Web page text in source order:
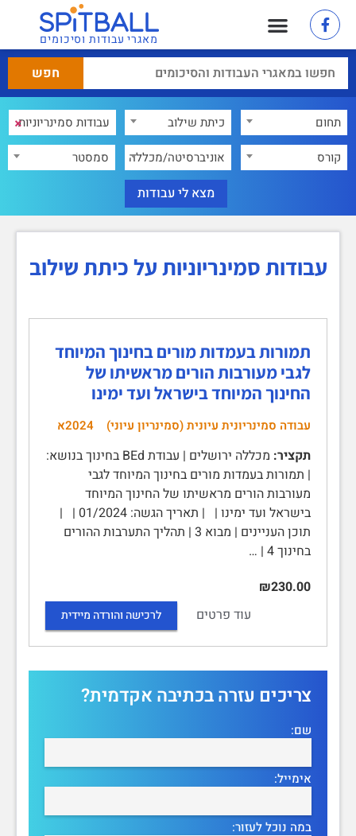
מאגרי עבודות וסיכומים
תחום כיתת שילוב ×
קורס אוניברסיטה/מכללה סמסטר
עבודות סמינריוניות על כיתת שילוב
תמורות בעמדות מורים בחינוך המיוחד
לגבי מעורבות הורים מראשיתו של
החינוך המיוחד בישראל ועד ימינו
עבודה סמינריונית עיונית (סמינריון עיוני) 2024א
תקציר:
מכללה ירושלים | עבודת BEd בחינוך בנושא:
| תמורות בעמדות מורים בחינוך המיוחד לגבי
מעורבות הורים מראשיתו של החינוך המיוחד
בישראל ועד ימינו | | תאריך הגשה: 01/2024 | |
תוכן העניינים | מבוא 3 | תהליך התערבות ההורים
בחינוך 4 | …
₪230.00
עוד פרטים
לרכישה והורדה מיידית
צריכים עזרה בכתיבה אקדמית?
שם:
אימייל:
במה נוכל לעזור: